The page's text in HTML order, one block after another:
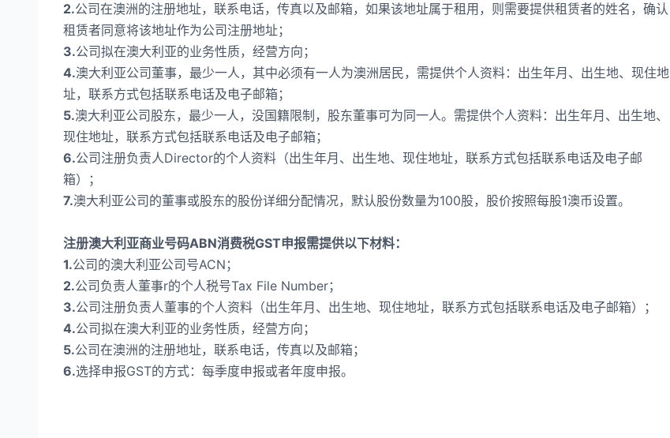
2.公司在澳洲的注册地址，联系电话，传真以及邮箱，如果该地址属于租用，则需要提供租赁者的姓名，确认
租赁者同意将该地址作为公司注册地址；
3.公司拟在澳大利亚的业务性质，经营方向；
4.澳大利亚公司董事，最少一人，其中必须有一人为澳洲居民，需提供个人资料：出生年月、出生地、现住地
址，联系方式包括联系电话及电子邮箱；
5.澳大利亚公司股东，最少一人，没国籍限制，股东董事可为同一人。需提供个人资料：出生年月、出生地、
现住地址，联系方式包括联系电话及电子邮箱；
6.公司注册负责人Director的个人资料（出生年月、出生地、现住地址，联系方式包括联系电话及电子邮
箱）；
7.澳大利亚公司的董事或股东的股份详细分配情况，默认股份数量为100股，股价按照每股1澳币设置。
注册澳大利亚商业号码ABN消费税GST申报需提供以下材料：
1.公司的澳大利亚公司号ACN；
2.公司负责人董事r的个人税号Tax File Number；
3.公司注册负责人董事的个人资料（出生年月、出生地、现住地址，联系方式包括联系电话及电子邮箱）；
4.公司拟在澳大利亚的业务性质，经营方向；
5.公司在澳洲的注册地址，联系电话，传真以及邮箱；
6.选择申报GST的方式：每季度申报或者年度申报。